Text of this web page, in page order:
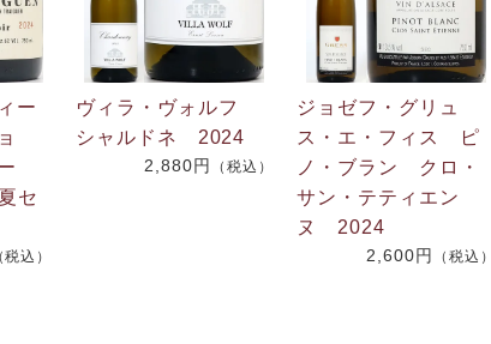
ー
セ
税込）
ヴィラ・ヴォルフ
シャルドネ 2024
2,880円 （税込）
ジョゼフ・グリュ
ス・エ・フィス ピ
ノ・ブラン クロ・
サン・テティエン
ヌ 2024
2,600円 （税込